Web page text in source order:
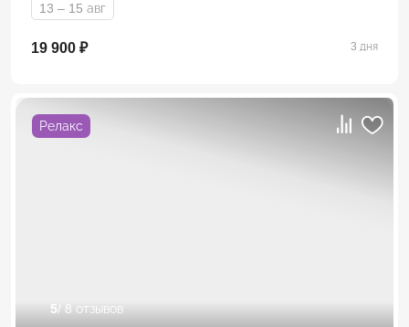
13 – 15 авг
19 900 ₽ 3 дня
Релакс
5/ 8 отзывов